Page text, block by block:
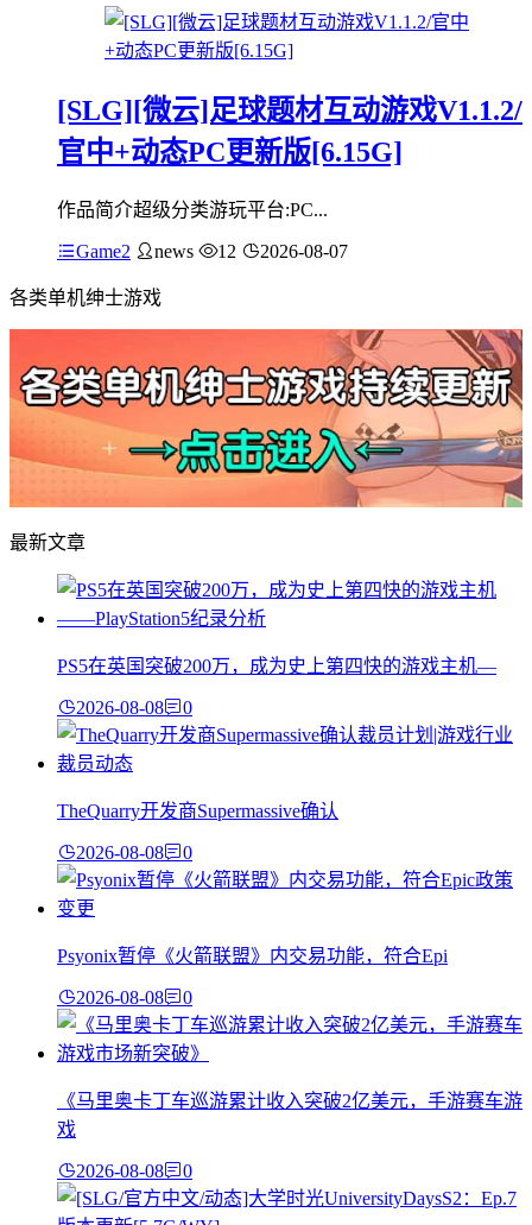
[SLG][微云]足球题材互动游戏V1.1.2/
官中+动态PC更新版[6.15G]
作品简介超级分类游玩平台:PC...
Game2 news 12 2026-08-07
各类单机绅士游戏
最新文章
PS5在英国突破200万，成为史上第四快的游戏主机—
2026-08-08 0
TheQuarry开发商Supermassive确认
2026-08-08 0
Psyonix暂停《火箭联盟》内交易功能，符合Epi
2026-08-08 0
《马里奥卡丁车巡游累计收入突破2亿美元，手游赛车游
戏
2026-08-08 0